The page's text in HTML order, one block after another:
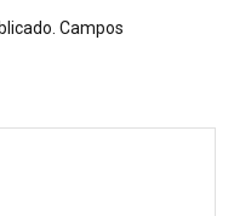
Campos